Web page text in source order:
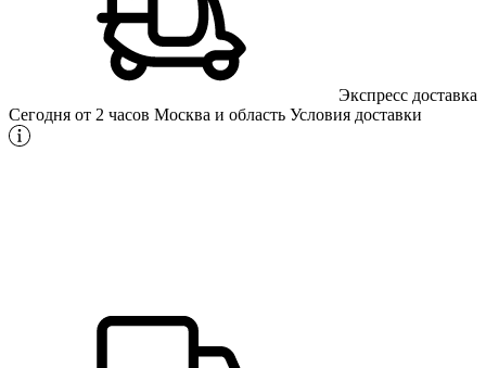
Экспресс доставка
Сегодня от 2 часов Москва и область Условия доставки